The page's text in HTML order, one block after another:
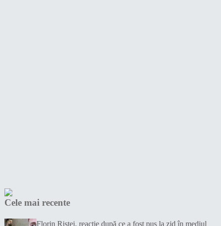
Cele mai recente
Florin Ristei, reacție după ce a fost pus la zid în mediul